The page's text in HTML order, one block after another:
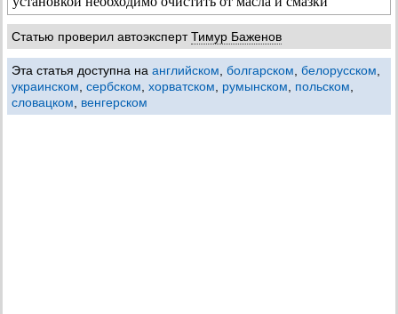
Статью проверил автоэкспертТимур Баженов
Эта статья доступна на английском болгарском белорусском
украинском сербском хорватском румынском польском
словацком
венгерском